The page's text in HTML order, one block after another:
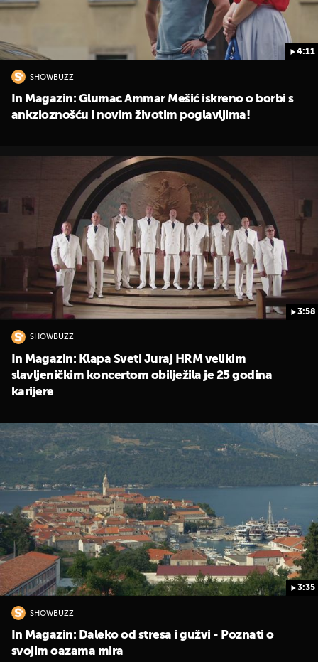
4:11
SHOWBUZZ
In Magazin: Glumac Ammar Mešić iskreno o borbi s
ankzioznošću i novim životim poglavljima!
3:58
SHOWBUZZ
In Magazin: Klapa Sveti Juraj HRM velikim
slavljeničkim koncertom obilježila je 25 godina
karijere
3:35
SHOWBUZZ
In Magazin: Daleko od stresa i gužvi - Poznati o
svojim oazama mira